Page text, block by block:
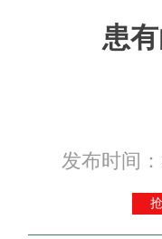
患
发布时间：